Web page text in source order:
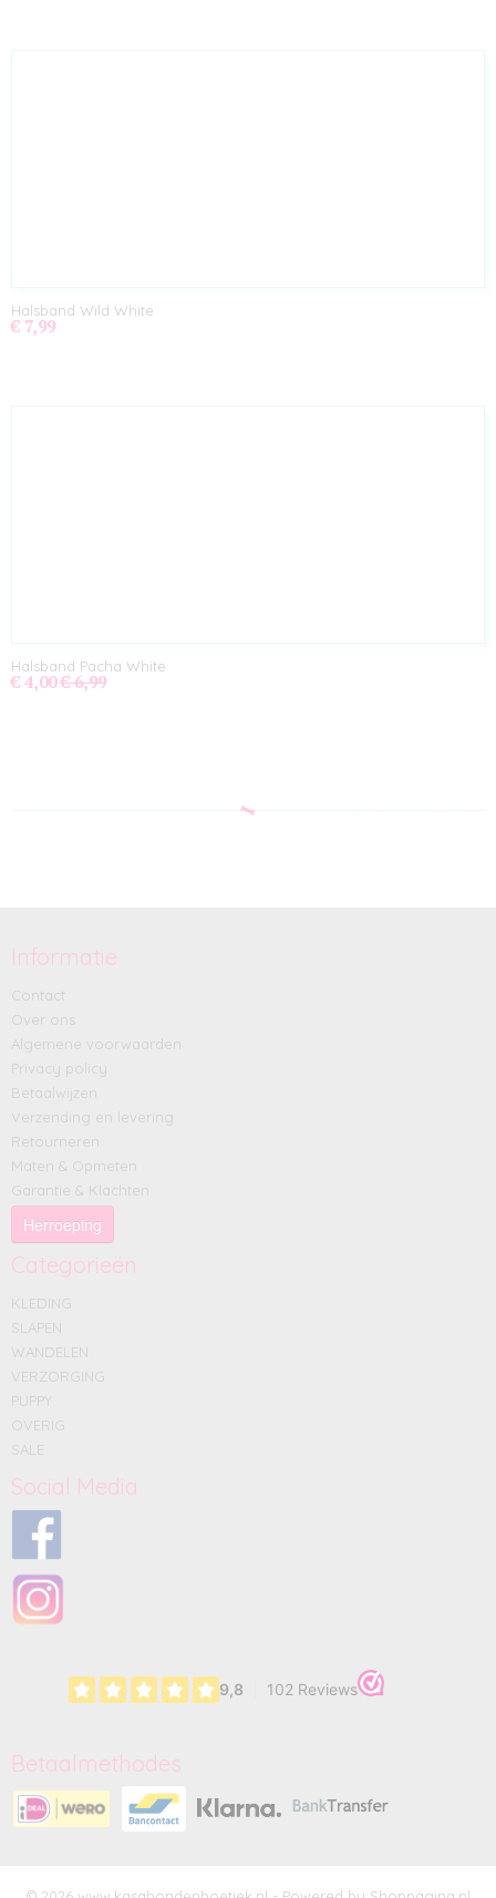
Halsband Wild White
€ 7,99
Halsband Pacha White
€ 4,00 € 6,99
Informatie
Contact
Over ons
Algemene voorwaarden
Privacy policy
Betaalwijzen
Verzending en levering
Retourneren
Maten & Opmeten
Garantie & Klachten
Herroeping
Categorieën
KLEDING
SLAPEN
WANDELEN
VERZORGING
PUPPY
OVERIG
SALE
Social Media
Betaalmethodes